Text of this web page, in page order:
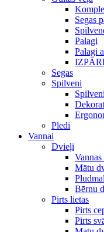
Segas
Palagi
Palagi
Segas
Spilveni
Pledi
Vannai
Dvieļi
Mātu
Bērnu
Pirts lietas
Pirts
Pirts